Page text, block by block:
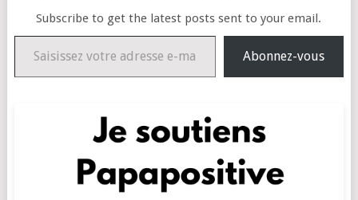
Subscribe to get the latest posts sent to your email.
Saisissez votre adresse e-mail…
Abonnez-vous